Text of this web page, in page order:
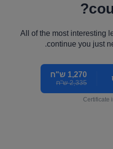
All of the most interesting
continue you just
1,270 ש"ח
2,335 ש"ח
Certificate